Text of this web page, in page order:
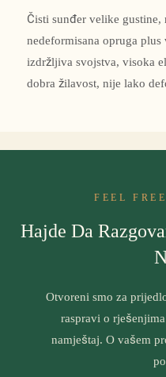
Čisti sunđer velike
nedeformisana opruga
izdržljiva svojstva, visoka
dobra žilavost, nije lako
FEEL
Hajde Da
Otvoreni smo za
raspravi o
namještaj. O vašem